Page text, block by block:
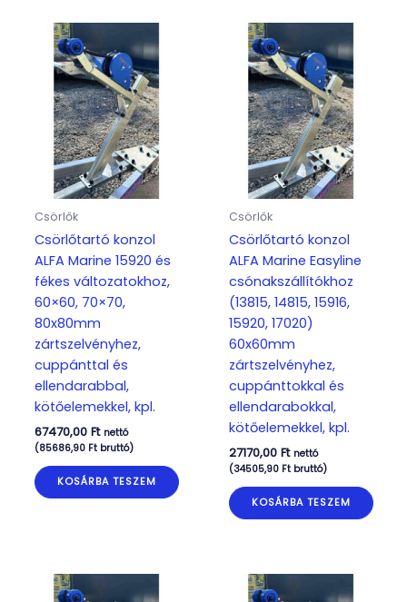
Csörlők
Csörlőtartó konzol
ALFA Marine 15920 és
fékes változatokhoz,
60×60, 70×70,
80x80mm
zártszelvényhez,
cuppánttal és
ellendarabbal,
kötőelemekkel, kpl.
67470,00 Ft nettó
(85686,90 Ftbruttó)
KOSÁRBA TESZEM
Csörlők
Csörlőtartó konzol
ALFA Marine Easyline
csónakszállítókhoz
(13815, 14815, 15916,
15920, 17020)
60x60mm
zártszelvényhez,
cuppánttokkal és
ellendarabokkal,
kötőelemekkel, kpl.
27170,00 Ft nettó
(34505,90 Ftbruttó)
KOSÁRBA TESZEM